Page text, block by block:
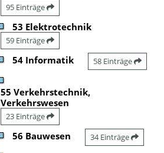
95 Einträge
53 Elektrotechnik
59 Einträge
54 Informatik 58 Einträge
55 Verkehrstechnik,
Verkehrswesen
23 Einträge
56 Bauwesen 34 Einträge